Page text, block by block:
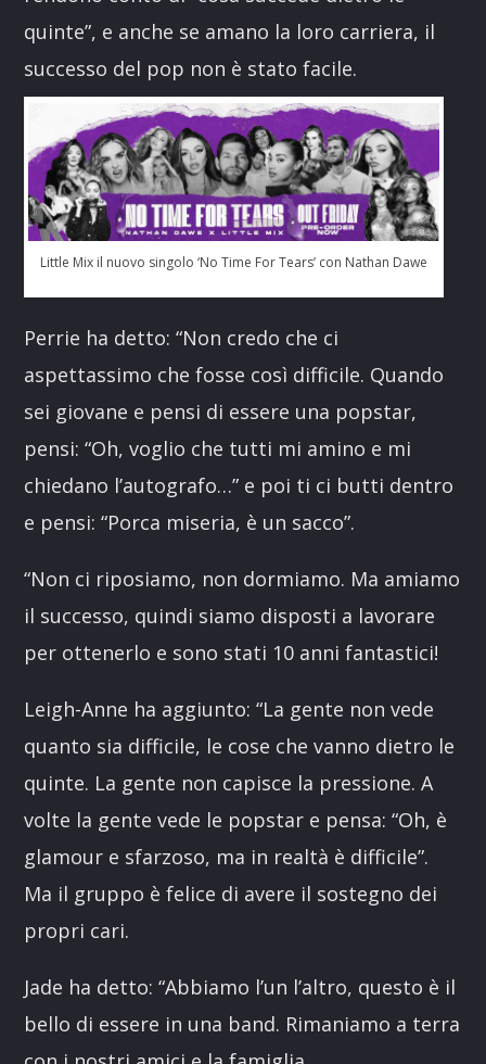
quinte”, e anche se amano la loro carriera, il
successo del pop non è stato facile.
Little Mix il nuovo singolo ‘No Time For Tears’ con Nathan Dawe
Perrie ha detto: “Non credo che ci
aspettassimo che fosse così difficile. Quando
sei giovane e pensi di essere una popstar,
pensi: “Oh, voglio che tutti mi amino e mi
chiedano l’autografo…” e poi ti ci butti dentro
e pensi: “Porca miseria, è un sacco”.
“Non ci riposiamo, non dormiamo. Ma amiamo
il successo, quindi siamo disposti a lavorare
per ottenerlo e sono stati 10 anni fantastici!
Leigh-Anne ha aggiunto: “La gente non vede
quanto sia difficile, le cose che vanno dietro le
quinte. La gente non capisce la pressione. A
volte la gente vede le popstar e pensa: “Oh, è
glamour e sfarzoso, ma in realtà è difficile”.
Ma il gruppo è felice di avere il sostegno dei
propri cari.
Jade ha detto: “Abbiamo l’un l’altro, questo è il
bello di essere in una band. Rimaniamo a terra